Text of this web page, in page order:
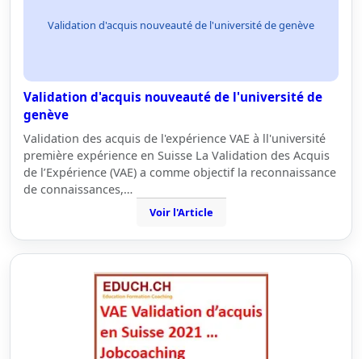
Validation d'acquis nouveauté de l'université de genève
Validation d'acquis nouveauté de l'université de
genève
Validation des acquis de l'expérience VAE à ll'université
première expérience en Suisse La Validation des Acquis
de l’Expérience (VAE) a comme objectif la reconnaissance
de connaissances,…
Voir l'Article